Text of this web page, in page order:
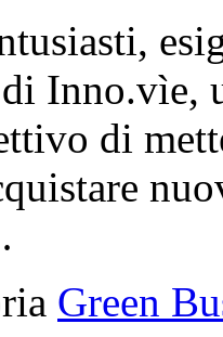
Inno.vìe,
di
Green